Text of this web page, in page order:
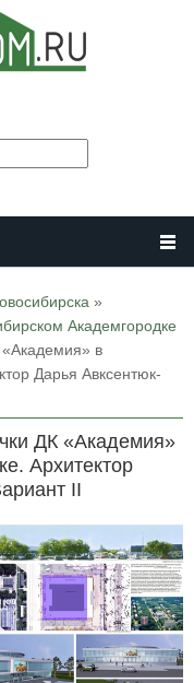
»
Академгородке
в
Дарья Авксентюк-
ДК «Академия»
Архитектор
II